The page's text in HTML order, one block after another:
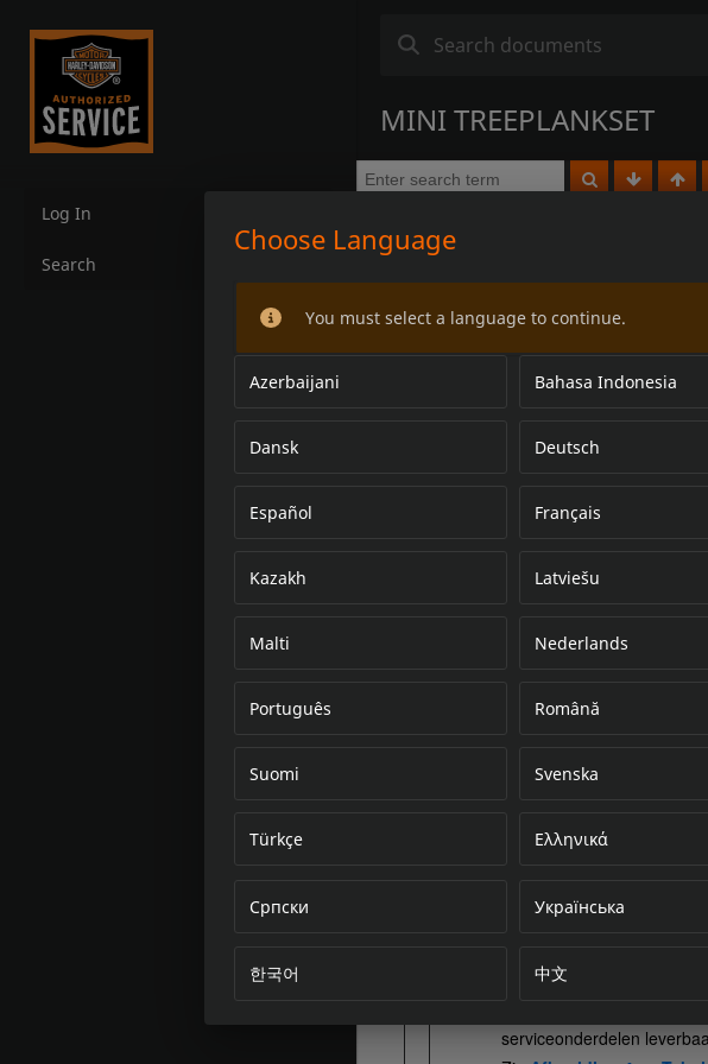
Log In
Search
MINI TREEPLANKSET
Choose Language
You must select a language to continue.
Azerbaijani Bahasa Indonesia
Dansk Deutsch
Español Français
Kazakh Latviešu
Malti Nederlands
Português Română
Suomi Svenska
Türkçe Ελληνικά
Српски Українська
한국어 中文